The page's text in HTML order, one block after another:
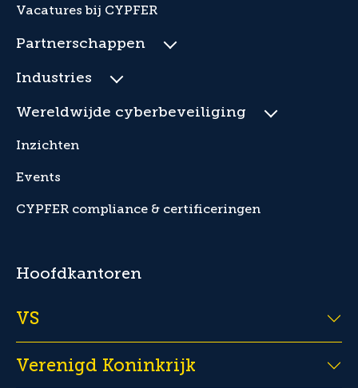
Vacatures bij CYPFER
Partnerschappen
Industries
Wereldwijde cyberbeveiliging
Inzichten
Events
CYPFER compliance & certificeringen
Hoofdkantoren
VS
Verenigd Koninkrijk